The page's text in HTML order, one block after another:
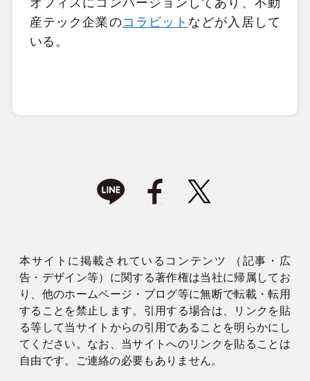
オフィスにコンバージョンしてあり、不動
産テック企業のコラビット などが入居して
いる。
本サイトに掲載されているコンテンツ （記事・広
告・デザイン等）に関する著作権は当社に帰属してお
り、他のホームページ・ブログ等に無断で転載・転用
することを禁止します。引用する場合は、リンクを貼
る等して当サイトからの引用であることを明らかにし
てください。なお、当サイトへのリンクを貼ることは
自由です。ご連絡の必要もありません。